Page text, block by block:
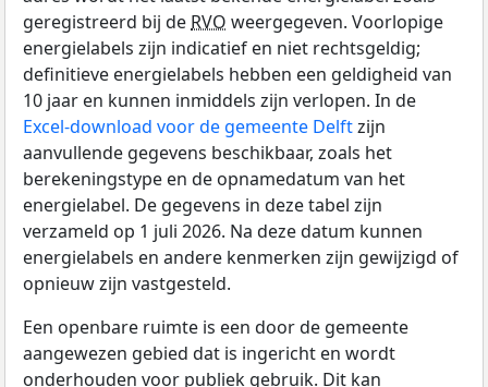
geregistreerd bij de RVO weergegeven. Voorlopige
energielabels zijn indicatief en niet rechtsgeldig;
definitieve energielabels hebben een geldigheid van
10 jaar en kunnen inmiddels zijn verlopen. In de
Excel-download voor de gemeente Delftzijn
aanvullende gegevens beschikbaar, zoals het
berekeningstype en de opnamedatum van het
energielabel. De gegevens in deze tabel zijn
verzameld op 1 juli 2026. Na deze datum kunnen
energielabels en andere kenmerken zijn gewijzigd of
opnieuw zijn vastgesteld.
Een openbare ruimte is een door de gemeente
aangewezen gebied dat is ingericht en wordt
onderhouden voor publiek gebruik. Dit kan